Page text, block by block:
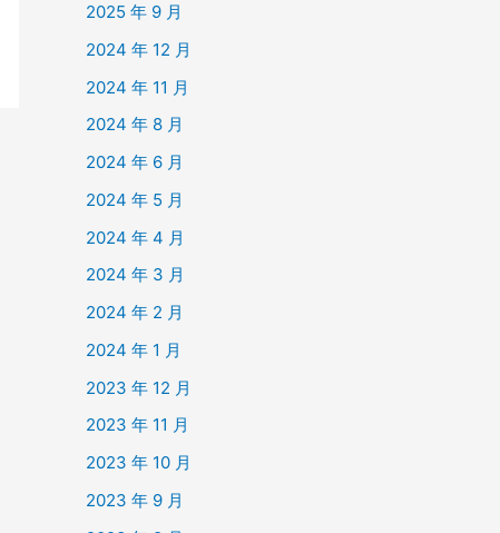
2025 年 9 月
2024 年 12 月
2024 年 11 月
2024 年 8 月
2024 年 6 月
2024 年 5 月
2024 年 4 月
2024 年 3 月
2024 年 2 月
2024 年 1 月
2023 年 12 月
2023 年 11 月
2023 年 10 月
2023 年 9 月